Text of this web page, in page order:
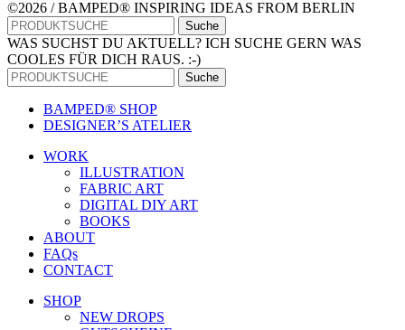
©2026 / BAMPED® INSPIRING IDEAS FROM BERLIN
Suche
WAS SUCHST DU AKTUELL? ICH SUCHE GERN WAS
COOLES FÜR DICH RAUS. :-)
Suche
BAMPED® SHOP
DESIGNER’S ATELIER
WORK
ILLUSTRATION
FABRIC ART
DIGITAL DIY ART
BOOKS
ABOUT
FAQs
CONTACT
SHOP
NEW DROPS